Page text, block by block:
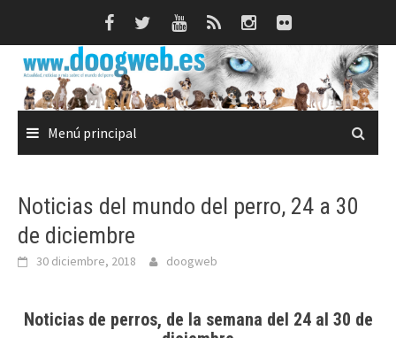
Menú principal
Noticias del mundo del perro, 24 a 30
de diciembre
30 diciembre, 2018 doogweb
Noticias de perros, de la semana del 24 al 30 de